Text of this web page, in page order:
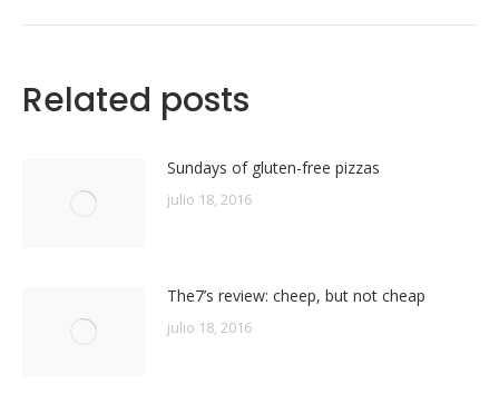
Related posts
Sundays of gluten-free pizzas
julio 18, 2016
The7’s review: cheep, but not cheap
julio 18, 2016